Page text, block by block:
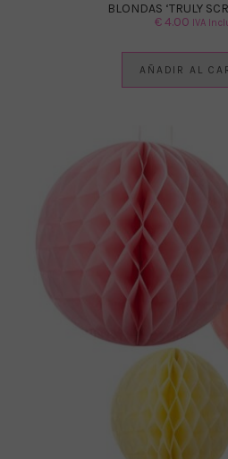
BLONDAS ‘TRULY
€4.00 IVA
AÑADIR AL